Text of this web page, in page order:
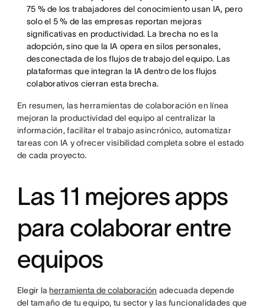
75 % de los trabajadores del conocimiento usan IA, pero
solo el 5 % de las empresas reportan mejoras
significativas en productividad. La brecha no es la
adopción, sino que la IA opera en silos personales,
desconectada de los flujos de trabajo del equipo. Las
plataformas que integran la IA dentro de los flujos
colaborativos cierran esta brecha.
En resumen, las herramientas de colaboración en línea
mejoran la productividad del equipo al centralizar la
información, facilitar el trabajo asincrónico, automatizar
tareas con IA y ofrecer visibilidad completa sobre el estado
de cada proyecto.
Las 11 mejores apps
para colaborar entre
equipos
Elegir la herramienta de colaboración adecuada depende
del tamaño de tu equipo, tu sector y las funcionalidades que